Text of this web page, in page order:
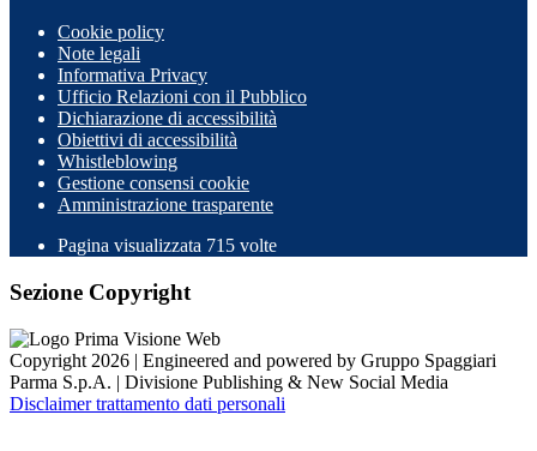
Cookie policy
Note legali
Informativa Privacy
Ufficio Relazioni con il Pubblico
Dichiarazione di accessibilità
Obiettivi di accessibilità
Whistleblowing
Gestione consensi cookie
Amministrazione trasparente
Pagina visualizzata 715 volte
Sezione Copyright
Copyright 2026 | Engineered and powered by Gruppo Spaggiari
Parma S.p.A. | Divisione Publishing & New Social Media
Disclaimer trattamento dati personali